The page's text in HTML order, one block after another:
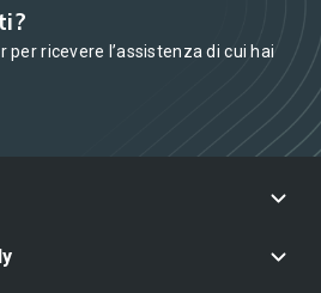
per ricevere l’assistenza di cui hai